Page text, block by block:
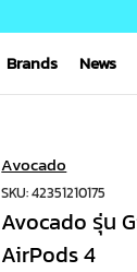
Brands News
Avocado
SKU: 42351210175
Avocado รุ่น
AirPods 4